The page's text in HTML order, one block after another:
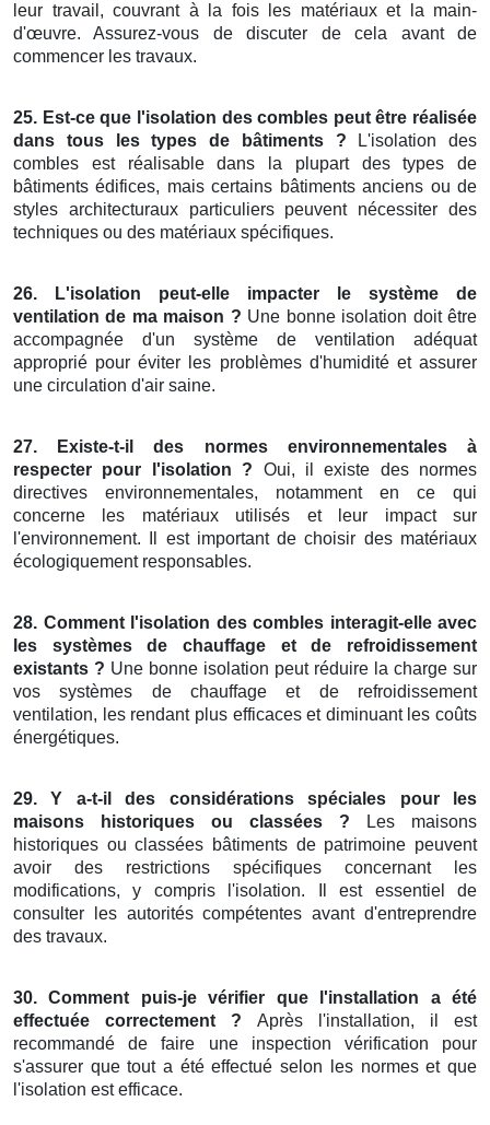
leur travail, couvrant à la fois les matériaux et la main-
d'œuvre. Assurez-vous de discuter de cela avant de
commencer les travaux.
25. Est-ce que l'isolation des combles peut être réalisée
dans tous les types de bâtiments ? L'isolation des
combles est réalisable dans la plupart des types de
bâtiments édifices, mais certains bâtiments anciens ou de
styles architecturaux particuliers peuvent nécessiter des
techniques ou des matériaux spécifiques.
26. L'isolation peut-elle impacter le système de
ventilation de ma maison ? Une bonne isolation doit être
accompagnée d'un système de ventilation adéquat
approprié pour éviter les problèmes d'humidité et assurer
une circulation d'air saine.
27. Existe-t-il des normes environnementales à
respecter pour l'isolation ? Oui, il existe des normes
directives environnementales, notamment en ce qui
concerne les matériaux utilisés et leur impact sur
l'environnement. Il est important de choisir des matériaux
écologiquement responsables.
28. Comment l'isolation des combles interagit-elle avec
les systèmes de chauffage et de refroidissement
existants ? Une bonne isolation peut réduire la charge sur
vos systèmes de chauffage et de refroidissement
ventilation, les rendant plus efficaces et diminuant les coûts
énergétiques.
29. Y a-t-il des considérations spéciales pour les
maisons historiques ou classées ? Les maisons
historiques ou classées bâtiments de patrimoine peuvent
avoir des restrictions spécifiques concernant les
modifications, y compris l'isolation. Il est essentiel de
consulter les autorités compétentes avant d'entreprendre
des travaux.
30. Comment puis-je vérifier que l'installation a été
effectuée correctement ? Après l'installation, il est
recommandé de faire une inspection vérification pour
s'assurer que tout a été effectué selon les normes et que
l'isolation est efficace.